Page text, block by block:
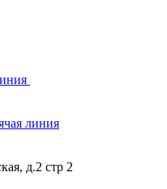
линия
д.2 стр 2